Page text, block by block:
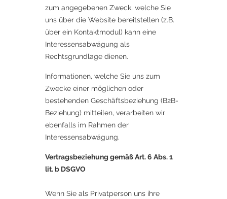
zum angegebenen Zweck, welche Sie
uns über die Website bereitstellen (z.B.
über ein Kontaktmodul) kann eine
Interessensabwägung als
Rechtsgrundlage dienen.
Informationen, welche Sie uns zum
Zwecke einer möglichen oder
bestehenden Geschäftsbeziehung (B2B-
Beziehung) mitteilen, verarbeiten wir
ebenfalls im Rahmen der
Interessensabwägung.
Vertragsbeziehung gemäß Art. 6 Abs. 1
lit. b DSGVO​
Wenn Sie als Privatperson uns ihre